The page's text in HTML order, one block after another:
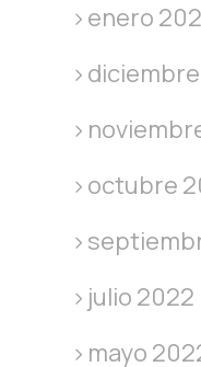
enero
octubre
julio 2022
mayo